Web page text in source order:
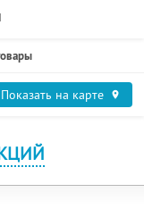
Показать на карте